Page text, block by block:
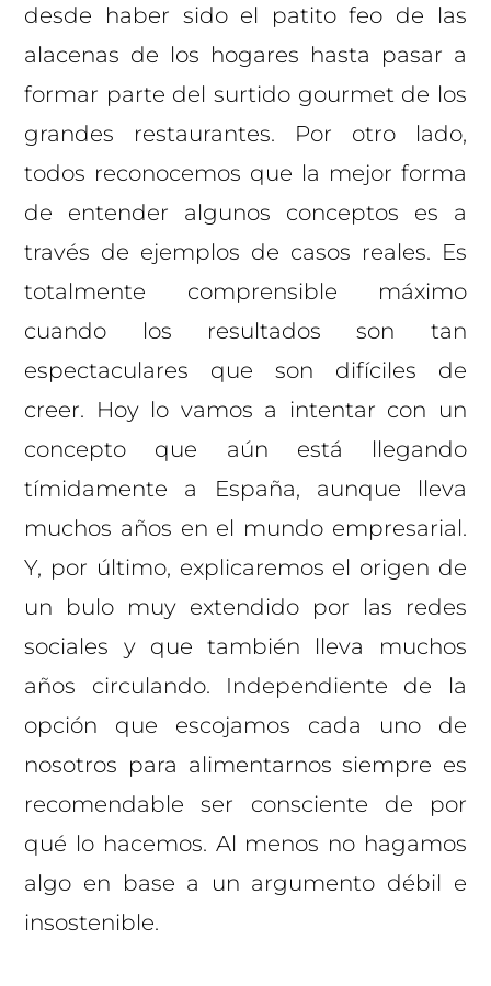
desde haber sido el patito feo de las
alacenas de los hogares hasta pasar a
formar parte del surtido gourmet de los
grandes restaurantes. Por otro lado,
todos reconocemos que la mejor forma
de entender algunos conceptos es a
través de ejemplos de casos reales. Es
totalmente comprensible máximo
cuando los resultados son tan
espectaculares que son difíciles de
creer. Hoy lo vamos a intentar con un
concepto que aún está llegando
tímidamente a España, aunque lleva
muchos años en el mundo empresarial.
Y, por último, explicaremos el origen de
un bulo muy extendido por las redes
sociales y que también lleva muchos
años circulando. Independiente de la
opción que escojamos cada uno de
nosotros para alimentarnos siempre es
recomendable ser consciente de por
qué lo hacemos. Al menos no hagamos
algo en base a un argumento débil e
insostenible.